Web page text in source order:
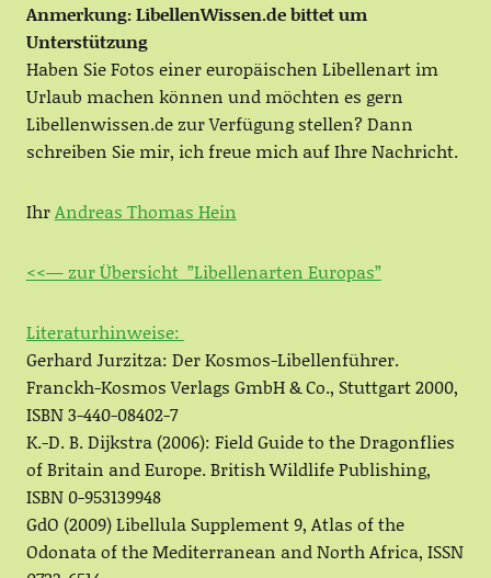
Anmerkung: LibellenWissen.de bittet um
Unterstützung
Haben Sie Fotos einer europäischen Libellenart im
Urlaub machen können und möchten es gern
Libellenwissen.de zur Verfügung stellen? Dann
schreiben Sie mir, ich freue mich auf Ihre Nachricht.
IhrAndreas Thomas Hein
<<— zur Übersicht ”Libellenarten Europas”
Literaturhinweise:
Gerhard Jurzitza: Der Kosmos-Libellenführer.
Franckh-Kosmos Verlags GmbH & Co., Stuttgart 2000,
ISBN 3-440-08402-7
K.-D. B. Dijkstra (2006): Field Guide to the Dragonflies
of Britain and Europe. British Wildlife Publishing,
ISBN 0-953139948
GdO (2009) Libellula Supplement 9, Atlas of the
Odonata of the Mediterranean and North Africa, ISSN